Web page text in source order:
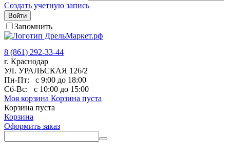
Создать учетную запись
Войти
Запомнить
8 (861) 292-33-44
г. Краснодар
УЛ. УРАЛЬСКАЯ 126/2
Пн-Пт:
с 9:00 до 18:00
Сб-Вс:
с 10:00 до 15:00
Моя корзина Корзина пуста
Корзина пуста
Корзина
Оформить заказ